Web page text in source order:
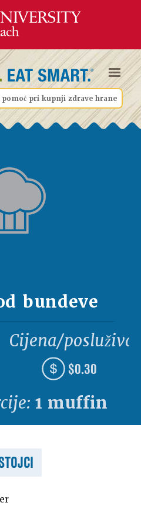
pomoć pri kupnji zdrave hrane
bundeve
Cijena/
$0.30
1 muffin